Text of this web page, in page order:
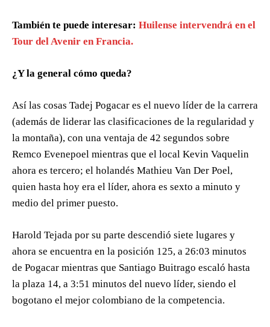
También te puede interesar: Huilense intervendrá en el
Tour del Avenir en Francia.
¿Y la general cómo queda?
Así las cosas Tadej Pogacar es el nuevo líder de la carrera
(además de liderar las clasificaciones de la regularidad y
la montaña), con una ventaja de 42 segundos sobre
Remco Evenepoel mientras que el local Kevin Vaquelin
ahora es tercero; el holandés Mathieu Van Der Poel,
quien hasta hoy era el líder, ahora es sexto a minuto y
medio del primer puesto.
Harold Tejada por su parte descendió siete lugares y
ahora se encuentra en la posición 125, a 26:03 minutos
de Pogacar mientras que Santiago Buitrago escaló hasta
la plaza 14, a 3:51 minutos del nuevo líder, siendo el
bogotano el mejor colombiano de la competencia.